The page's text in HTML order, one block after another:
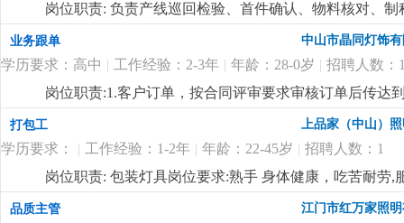
岗位职责: 负责产线巡回检验、首件确认、物料核对、
现场品质管控。岗位要求:会使用常规量具，细心负责，
业务跟单 中山市晶同灯饰
学历要求：高中 | 工作经验：2-3年 | 年龄：28-0岁 | 招聘人数：
岗位职责:1.客户订单，按合同评审要求审核订单后传达
2.根据生产部反馈信息掌握生产进度及欠料、品质问题
安排生产，跟踪样品进度及客户确认结果。安排送样、
知相关部门5.客户资信、客户订单、文件分发的整理和
记、初步处理、信息传递及处理结果跟踪7.经常与客户
wod等办公软件；。自制成品输入、输出月结及成品电
顾客满意度测量程序对客户满意度进行调查及汇总分析
打包工 上品家（中山）
学历要求： | 工作经验：1-2年 | 年龄：22-45岁 | 招聘人数：1
岗位职责: 包装灯具岗位要求:熟手 身体健康，吃苦耐劳,
品质主管 江门市红万家照